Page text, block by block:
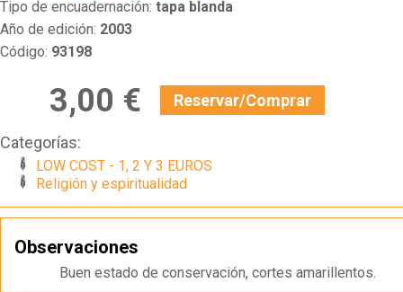
Tipo de encuadernación: tapa blanda
Año de edición: 2003
Código: 93198
3,00 € Reservar/Comprar
Categorías:
LOW COST - 1, 2 Y 3 EUROS
Religión y espiritualidad
Observaciones
Buen estado de conservación, cortes amarillentos.